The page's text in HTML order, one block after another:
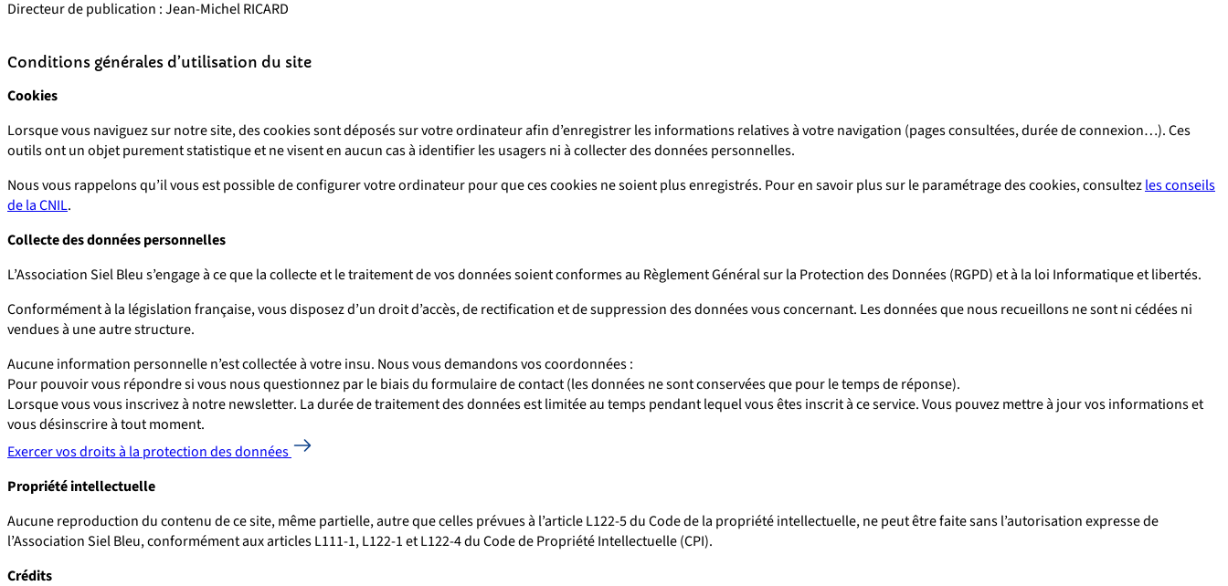
Directeur de publication : Jean-Michel RICARD
Conditions générales d’utilisation du site
Cookies
Lorsque vous naviguez sur notre site, des cookies sont déposés sur votre ordinateur afin d’enregistrer les informations relatives à votre navigation (pages consultées, durée de connexion…). Ces
outils ont un objet purement statistique et ne visent en aucun cas à identifier les usagers ni à collecter des données personnelles.
Nous vous rappelons qu’il vous est possible de configurer votre ordinateur pour que ces cookies ne soient plus enregistrés. Pour en savoir plus sur le paramétrage des cookies, consultezles conseils
de la CNIL.
Collecte des données personnelles
L’Association Siel Bleu s’engage à ce que la collecte et le traitement de vos données soient conformes au Règlement Général sur la Protection des Données (RGPD) et à la loi Informatique et libertés.
Conformément à la législation française, vous disposez d’un droit d’accès, de rectification et de suppression des données vous concernant. Les données que nous recueillons ne sont ni cédées ni
vendues à une autre structure.
Aucune information personnelle n’est collectée à votre insu. Nous vous demandons vos coordonnées :
Pour pouvoir vous répondre si vous nous questionnez par le biais du formulaire de contact (les données ne sont conservées que pour le temps de réponse).
Lorsque vous vous inscrivez à notre newsletter. La durée de traitement des données est limitée au temps pendant lequel vous êtes inscrit à ce service. Vous pouvez mettre à jour vos informations et
vous désinscrire à tout moment.
Exercer vos droits à la protection des données
Propriété intellectuelle
Aucune reproduction du contenu de ce site, même partielle, autre que celles prévues à l’article L122-5 du Code de la propriété intellectuelle, ne peut être faite sans l’autorisation expresse de
l’Association Siel Bleu, conformément aux articles L111-1, L122-1 et L122-4 du Code de Propriété Intellectuelle (CPI).
Crédits